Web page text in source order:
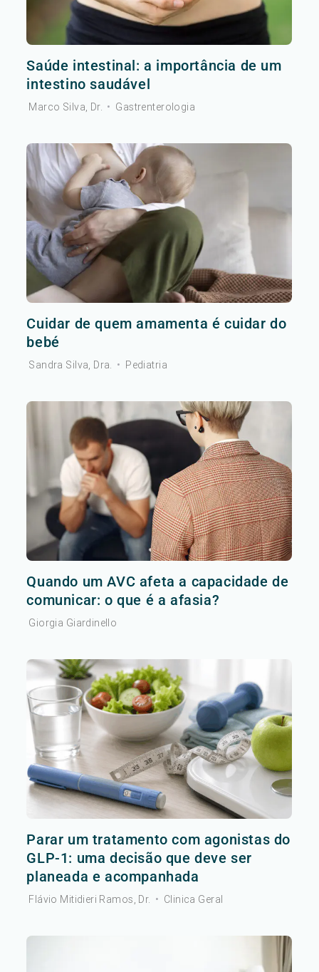
Saúde intestinal: a importância de um
intestino saudável
Marco Silva, Dr. • Gastrenterologia
Cuidar de quem amamenta é cuidar do
bebé
Sandra Silva, Dra. • Pediatria
Quando um AVC afeta a capacidade de
comunicar: o que é a afasia?
Giorgia Giardinello
Parar um tratamento com agonistas do
GLP-1: uma decisão que deve ser
planeada e acompanhada
Flávio Mitidieri Ramos, Dr. • Clinica Geral